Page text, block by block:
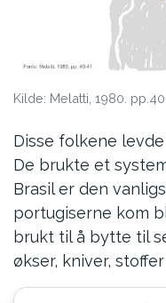
Kilde: Melatti, 1980.
Disse folkene
De brukte et
Brasil er den
portugiserne kom
brukt til å bytte til
økser, kniver,